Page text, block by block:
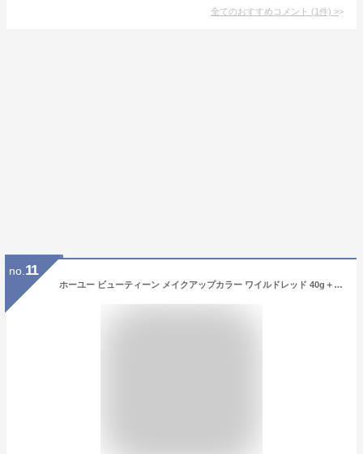
全てのおすすめコメント (1件) >
no. 11
ホーユー ビューティーン メイクアップカラー ワイルドレッド 40g＋88ml （医薬部外品）